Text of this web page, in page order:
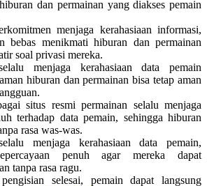
dan permainan yang diakses pemain
menjaga kerahasiaan informasi,
bebas menikmati hiburan dan permainan
soal privasi mereka.
menjaga kerahasiaan data pemain
hiburan dan permainan bisa tetap aman
situs resmi permainan selalu menjaga
terhadap data pemain, sehingga hiburan
rasa was-was.
menjaga kerahasiaan data pemain,
penuh agar mereka dapat
tanpa rasa ragu.
selesai, pemain dapat langsung